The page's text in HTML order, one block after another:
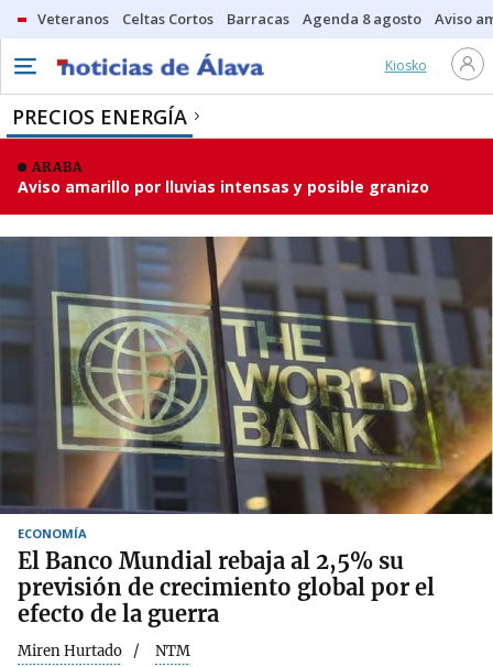
Veteranos Celtas Cortos Barracas Agenda 8 agosto Aviso
Kiosko
PRECIOS ENERGÍA
ARABA
Aviso amarillo por lluvias intensas y posible granizo
ECONOMÍA
El Banco Mundial rebaja al 2,5% su
previsión de crecimiento global por el
efecto de la guerra
Miren Hurtado NTM